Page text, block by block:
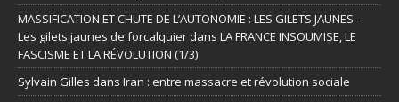
MASSIFICATION ET CHUTE DE L’AUTONOMIE : LES GILETS JAUNES –
Les gilets jaunes de forcalquier dans LA FRANCE INSOUMISE, LE
FASCISME ET LA RÉVOLUTION (1/3)
Sylvain Gilles dans Iran : entre massacre et révolution sociale